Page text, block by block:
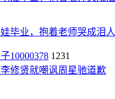
毕业，抱着老师哭成泪人
10000378 1231